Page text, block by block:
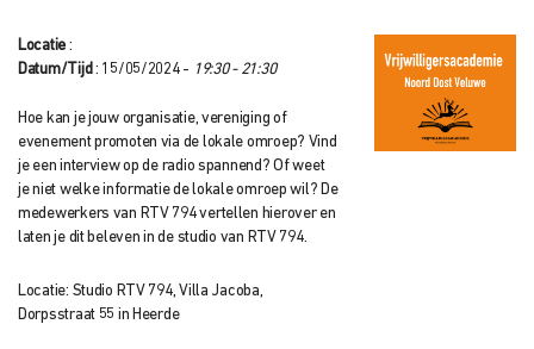
Locatie :
Datum/Tijd : 15/05/2024 - 19:30 - 21:30
Hoe kan je jouw organisatie, vereniging of
evenement promoten via de lokale omroep? Vind
je een interview op de radio spannend? Of weet
je niet welke informatie de lokale omroep wil? De
medewerkers van RTV 794 vertellen hierover en
laten je dit beleven in de studio van RTV 794.
Locatie: Studio RTV 794, Villa Jacoba,
Dorpsstraat 55 in Heerde